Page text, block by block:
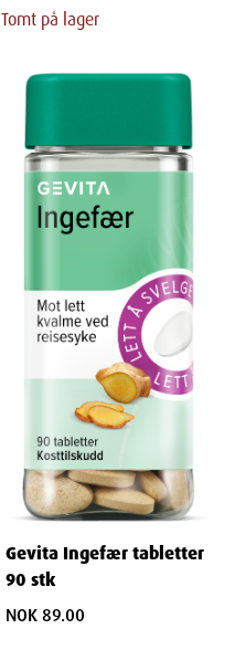
Tomt på lager
Gevita Ingefær tabletter
90 stk
NOK 89.00